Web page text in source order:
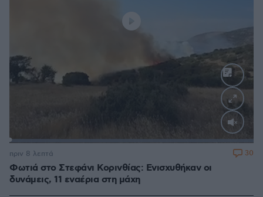
Loaded:
Φωτιά στο Στεφάνι Κορινθίας: Ενισχυθήκαν οι
δυνάμεις, 11 εναέρια στη μάχη
πριν 8 λεπτά 30